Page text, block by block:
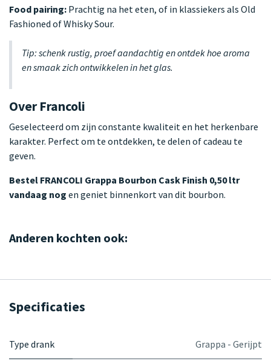
Food pairing: Prachtig na het eten, of in klassiekers als Old
Fashioned of Whisky Sour.
Tip: schenk rustig, proef aandachtig en ontdek hoe aroma
en smaak zich ontwikkelen in het glas.
Over Francoli
Geselecteerd om zijn constante kwaliteit en het herkenbare
karakter. Perfect om te ontdekken, te delen of cadeau te
geven.
Bestel FRANCOLI Grappa Bourbon Cask Finish 0,50 ltr
vandaag nog en geniet binnenkort van dit bourbon.
Anderen kochten ook:
Specificaties
Type drank Grappa - Gerijpt